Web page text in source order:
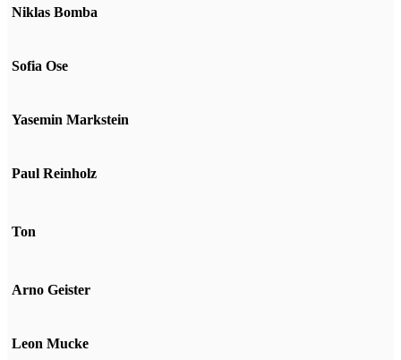
Niklas Bomba
Sofia Ose
Yasemin Markstein
Paul Reinholz
Ton
Arno Geister
Leon Mucke